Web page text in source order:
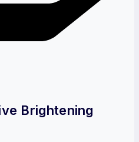
Brightening